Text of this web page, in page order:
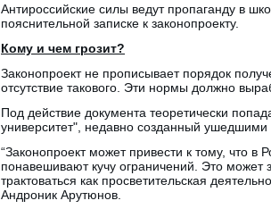
Антироссийские силы ведут пропаганду в
пояснительной записке к законопроекту.
Кому и чем грозит?
Законопроект не прописывает порядок
отсутствие такового. Эти нормы должно
Под действие документа теоретически
университет", недавно созданный
“Законопроект может привести к тому, что в
понавешивают кучу ограничений. Это может
трактоваться как просветительская
Андроник Арутюнов.